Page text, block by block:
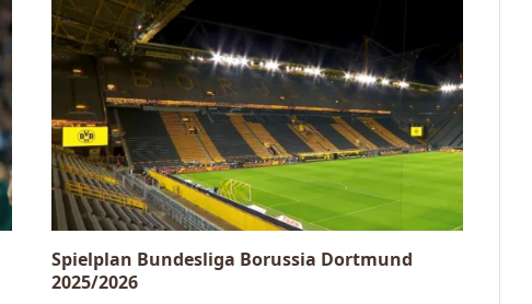
Spielplan Bundesliga Borussia Dortmund
2025/2026